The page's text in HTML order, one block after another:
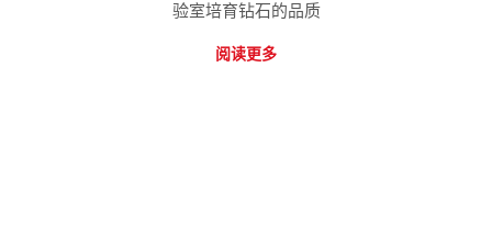
验室培育钻石的品质
阅读更多